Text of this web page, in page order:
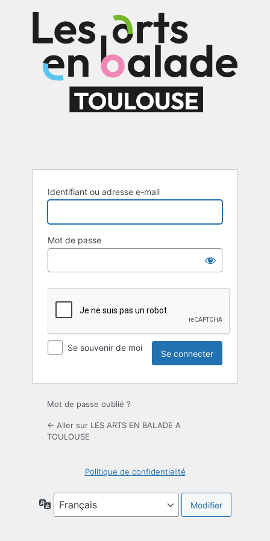
connecter
Identifiant ou adresse e-mail
Mot de passe
Se souvenir de moi
Mot de passe oublié ?
← Aller sur LES ARTS EN BALADE A
TOULOUSE
Politique de confidentialité
Langue